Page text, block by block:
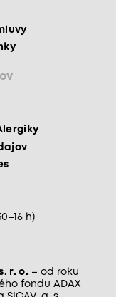
h)
r. o. – od roku
fondu ADAX